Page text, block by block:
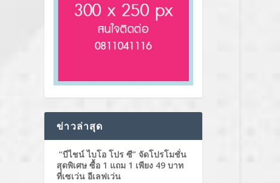
ข่าวล่าสุด
“บีไชน์ ไบโอ โปร ซี” จัดโปรโมชั่น
สุดพิเศษ ซื้อ 1 แถม 1 เพียง 49 บาท
ที่เซเว่น อีเลฟเว่น